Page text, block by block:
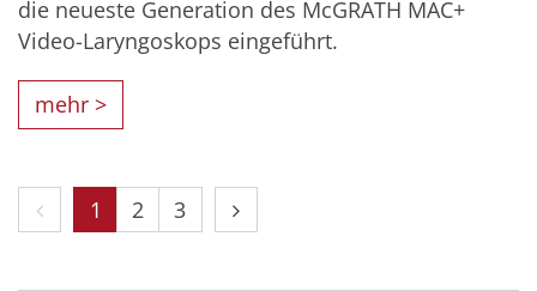
die neueste Generation des McGRATH MAC+
Video-Laryngoskops eingeführt.
mehr >
Vorherige Seite
1 2 3 Nächste Seite